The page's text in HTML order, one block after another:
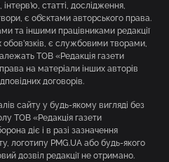
статті, дослідження,
є об’єктами авторського права.
та іншими працівниками редакції
обов’язків, є службовими творами,
ТОВ «Редакція газети
на матеріали інших авторів
договорів.
сайту у будь-якому вигляді без
ТОВ «Редакція газети
діє і в разі зазначення
логотипу PMG.UA або будь-якого
дозвіл редакції не отримано.